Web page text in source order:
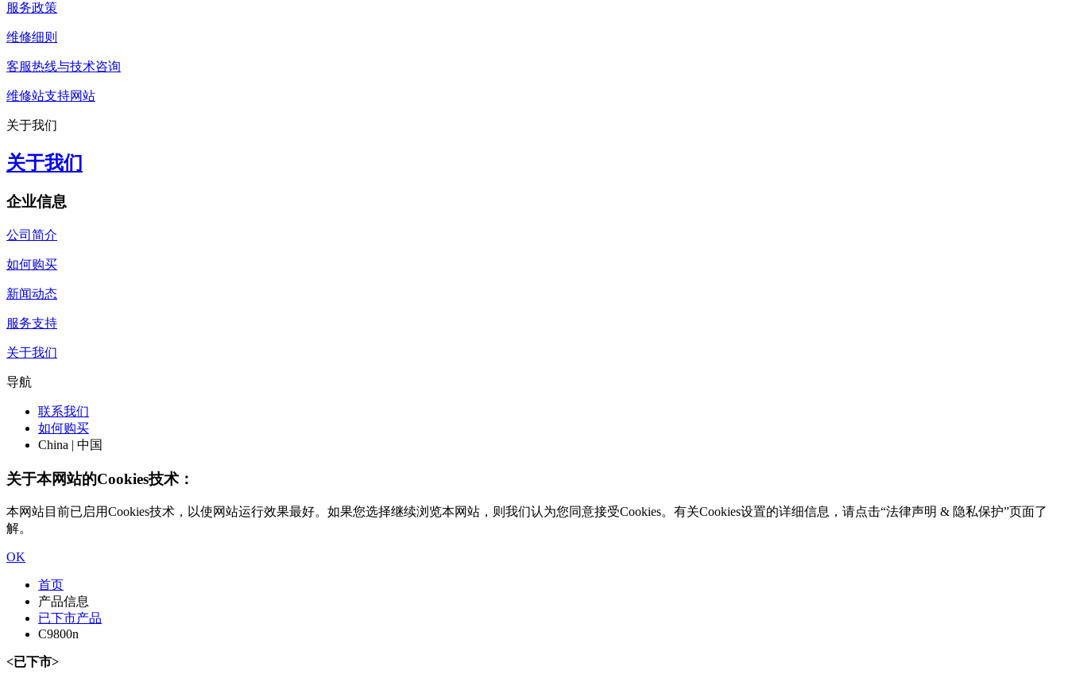
服务政策
维修细则
客服热线与技术咨询
维修站支持网站
关于我们
关于我们
企业信息
公司简介
如何购买
新闻动态
服务支持
关于我们
导航
联系我们
如何购买
China | 中国
关于本网站的Cookies技术：
本网站目前已启用Cookies技术，以使网站运行效果最好。如果您选择继续浏览本网站，则我们认为您同意接受Cookies。有关Cookies设置的详细信息，请点击“法律声明 & 隐私保护”页面了
解。
OK
首页
产品信息
已下市产品
C9800n
<已下市>